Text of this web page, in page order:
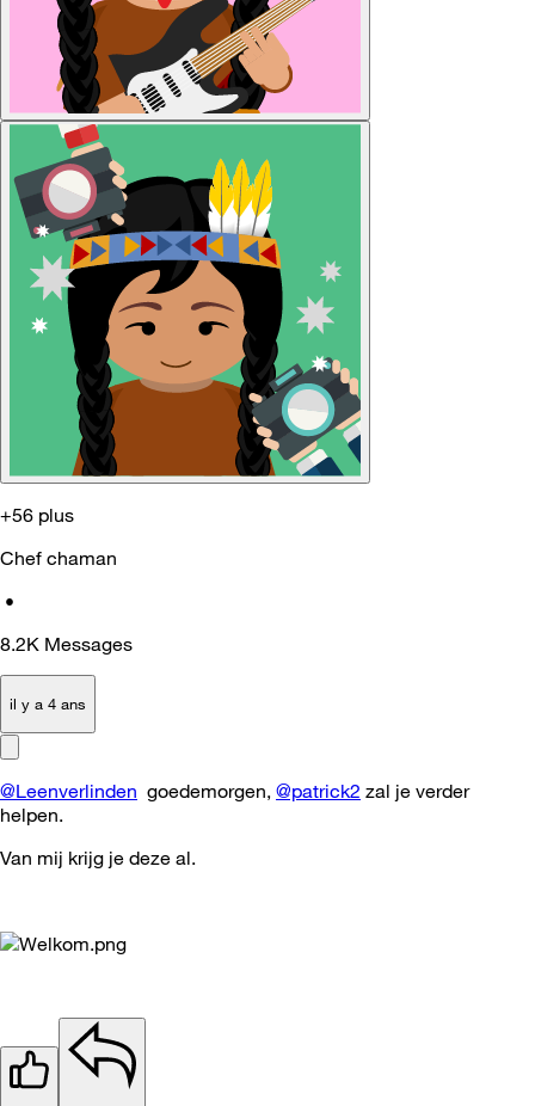
+56 plus
Chef chaman
•
8.2K Messages
il y a 4 ans
@Leenverlinden goedemorgen, @patrick2 zal je verder
helpen.
Van mij krijg je deze al.